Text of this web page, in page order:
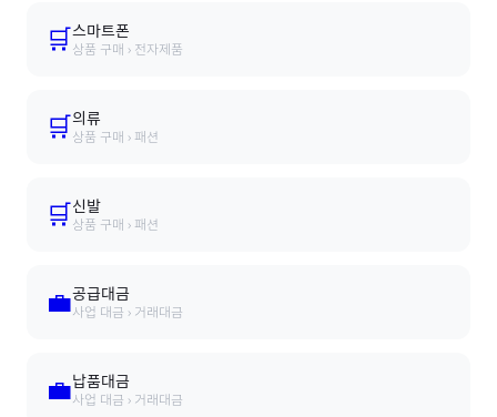
🛒스마트폰
상품 구매 › 전자제품
🛒의류
상품 구매 › 패션
🛒신발
상품 구매 › 패션
💼공급대금
사업 대금 › 거래대금
💼납품대금
사업 대금 › 거래대금